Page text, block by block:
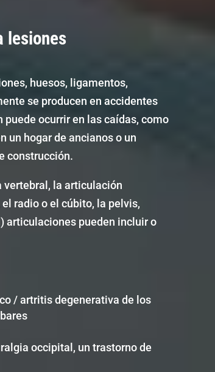
lesiones
huesos, ligamentos,
se producen en accidentes
ocurrir en las caídas, como
un hogar de ancianos o un
construcción.
vertebral, la articulación
radio o el cúbito, la pelvis,
articulaciones pueden incluir o
/ artritis degenerativa de los
occipital, un trastorno de